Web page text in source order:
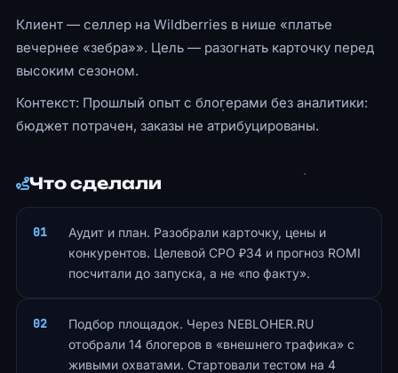
Клиент — селлер на Wildberries в нише «платье
вечернее «зебра»». Цель — разогнать карточку перед
высоким сезоном.
Контекст: Прошлый опыт с блогерами без аналитики:
бюджет потрачен, заказы не атрибуцированы.
Что сделали
Аудит и план. Разобрали карточку, цены и
конкурентов. Целевой CPO ₽34 и прогноз ROMI
посчитали до запуска, а не «по факту».
Подбор площадок. Через NEBLOHER.RU
отобрали 14 блогеров в «внешнего трафика» с
живыми охватами. Стартовали тестом на 4